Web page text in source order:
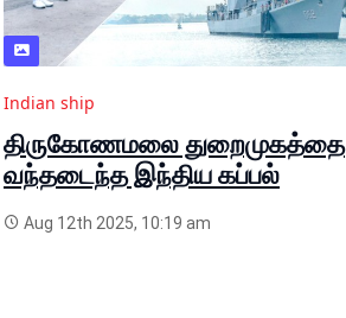
Indian ship
திருகோணமலை துறைமுகத்தை
வந்தடைந்த இந்திய கப்பல்
Aug 12th 2025, 10:19 am